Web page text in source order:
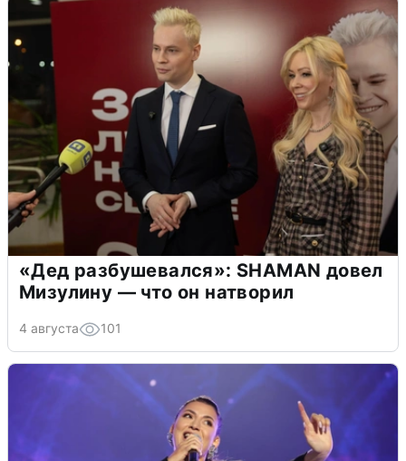
«Дед разбушевался»: SHAMAN довел
Мизулину — что он натворил
4 августа 101